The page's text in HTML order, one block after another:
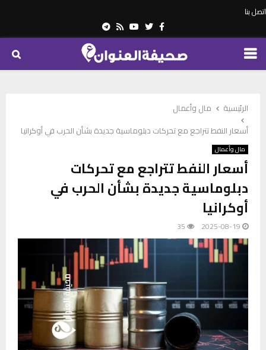
اتصل بنا
Facebook
Twitter
Youtube
Rss
Telegram
PRIMARY
الرئيسية
مال وأعمال
أسعار النفط تتراجع مع تحركات دبلوماسية جديدة بشأن الحرب في أوكرانيا
مال وأعمال
أسعار النفط تتراجع مع تحركات
دبلوماسية جديدة بشأن الحرب في
أوكرانيا
2025-08-19
35